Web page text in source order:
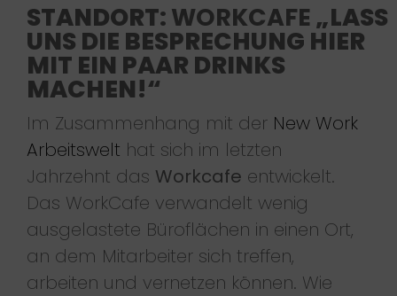
STANDORT:WORKCAFE „LASS
UNS DIE BESPRECHUNG HIER
MIT EIN PAAR DRINKS
MACHEN!“
Im Zusammenhang mit der New Work
Arbeitswelt hat sich im letzten
Jahrzehnt das Workcafe entwickelt.
Das WorkCafe verwandelt wenig
ausgelastete Büroflächen in einen Ort,
an dem Mitarbeiter sich treffen,
arbeiten und vernetzen können. Wie